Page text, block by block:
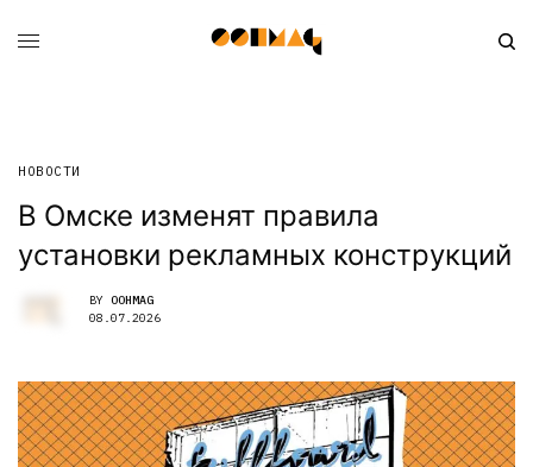
НОВОСТИ
В Омске изменят правила
установки рекламных конструкций
BY OOHMAG
08.07.2026